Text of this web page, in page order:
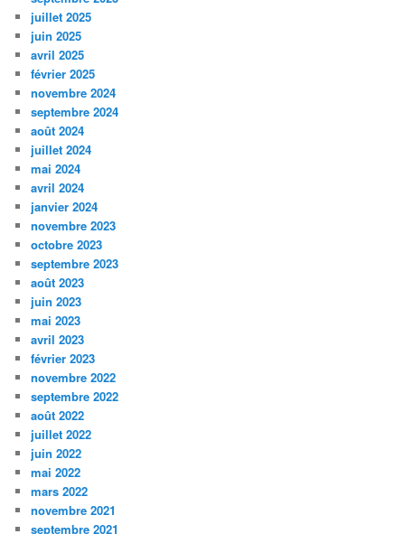
juillet 2025
juin 2025
avril 2025
février 2025
novembre 2024
septembre 2024
août 2024
juillet 2024
mai 2024
avril 2024
janvier 2024
novembre 2023
octobre 2023
septembre 2023
août 2023
juin 2023
mai 2023
avril 2023
février 2023
novembre 2022
septembre 2022
août 2022
juillet 2022
juin 2022
mai 2022
mars 2022
novembre 2021
septembre 2021